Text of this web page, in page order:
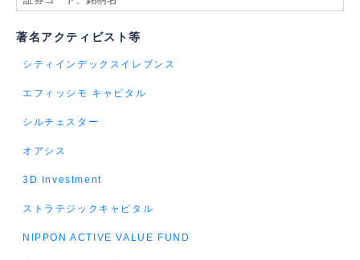
著名アクティビスト等
シティインデックスイレブンス
エフィッシモ キャピタル
シルチェスター
オアシス
3D Investment
ストラテジックキャピタル
NIPPON ACTIVE VALUE FUND